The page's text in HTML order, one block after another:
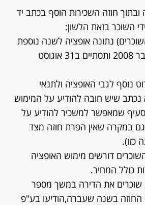
ובתוך חוזה השכירות הוסף בכתב יד
השוכר בזאת הלשון:
נתונה אופציה לשנה נוספת
שתחל ב 1 ספטמבר 2008 ותסתיים ב31 אוגוסט
נוסף לגבי האופציה ולתנאי
נכתב שיש חובה להודיע על המימוש
סעיף שמאפשר למשכיר להודיע על
במקרה שאין הפרת חוזה מצד
כזו).
דורשים מימוש האופציה
כולל המחיר.
שוכרים את הדירה במשך מספר
החוזה בשנה שעברה,הודיעו בע"פ